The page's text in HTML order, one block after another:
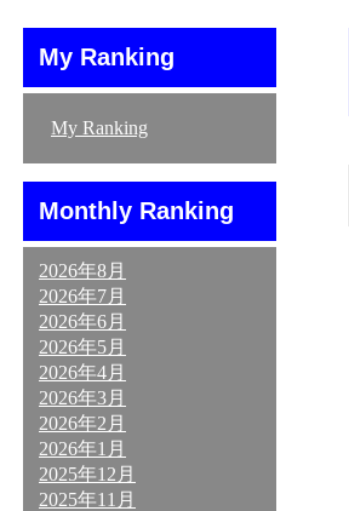
My Ranking
My Ranking
Monthly Ranking
2026年8月
2026年7月
2026年6月
2026年5月
2026年4月
2026年3月
2026年2月
2026年1月
2025年12月
2025年11月